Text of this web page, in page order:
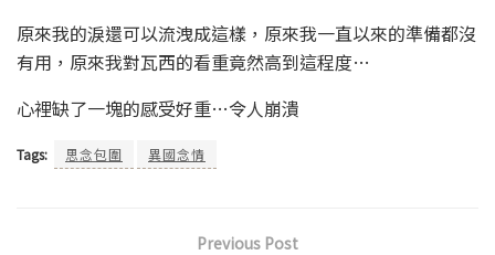
原來我的淚還可以流洩成這樣，原來我一直以來的準備都沒
有用，原來我對瓦西的看重竟然高到這程度…
心裡缺了一塊的感受好重…令人崩潰
Tags: 思念包圍 異國念情
Previous Post